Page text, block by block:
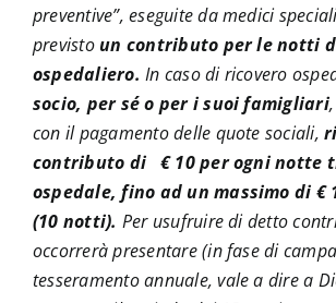
preventive”, eseguite da medici
previstoun contributo per le notti
ospedaliero. In caso di ricovero
socio, per sé o per i suoi famigliari
con il pagamento delle quote sociali,
contributo di € 10 per ogni notte
ospedale, fino ad un massimo di €
(10 notti). Per usufruire di detto
occorrerà presentare (in fase di
tesseramento annuale, vale a dire a